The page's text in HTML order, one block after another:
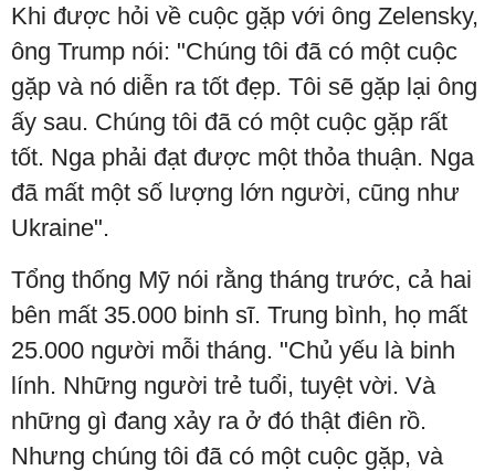
Khi được hỏi về cuộc gặp với ông Zelensky,
ông Trump nói: "Chúng tôi đã có một cuộc
gặp và nó diễn ra tốt đẹp. Tôi sẽ gặp lại ông
ấy sau. Chúng tôi đã có một cuộc gặp rất
tốt. Nga phải đạt được một thỏa thuận. Nga
đã mất một số lượng lớn người, cũng như
Ukraine".
Tổng thống Mỹ nói rằng tháng trước, cả hai
bên mất 35.000 binh sĩ. Trung bình, họ mất
25.000 người mỗi tháng. "Chủ yếu là binh
lính. Những người trẻ tuổi, tuyệt vời. Và
những gì đang xảy ra ở đó thật điên rồ.
Nhưng chúng tôi đã có một cuộc gặp, và